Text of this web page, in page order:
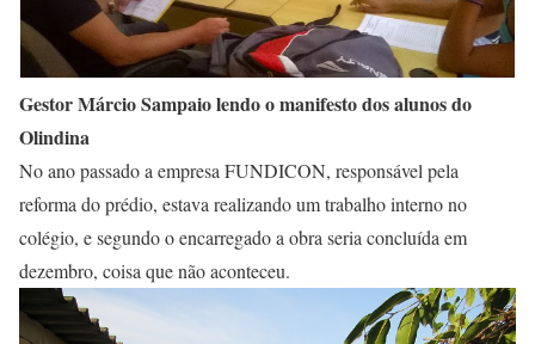
Gestor Márcio Sampaio lendo o manifesto dos alunos do
Olindina
No ano passado a empresa FUNDICON, responsável pela
reforma do prédio, estava realizando um trabalho interno no
colégio, e segundo o encarregado a obra seria concluída em
dezembro, coisa que não aconteceu.